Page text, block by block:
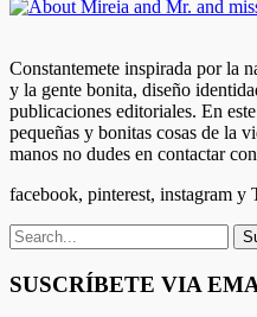
Constantemete inspirada por la
y la gente bonita, diseño
publicaciones editoriales. En
pequeñas y bonitas cosas de la
manos no dudes en contactar
facebook, pinterest, instagram y
SUSCRÍBETE VIA